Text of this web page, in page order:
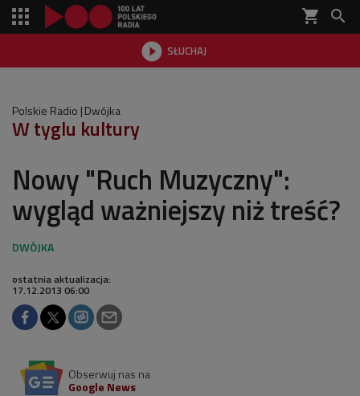
shopping_cart 
 SŁUCHAJ

Polskie Radio Dwójka
W tyglu kultury
Nowy "Ruch Muzyczny":
wygląd ważniejszy niż treść?
ostatnia aktualizacja:
17.12.2013 06:00
Obserwuj nas na
Google News